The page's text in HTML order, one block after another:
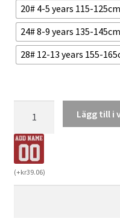
20# 4-5 years 115-125cm
24# 8-9 years 135-145cm
28# 12-13 years 155-
Milan
Barn
Hemmatröja
2025/26
Nicolò
Lägg till i
(+kr39.06)